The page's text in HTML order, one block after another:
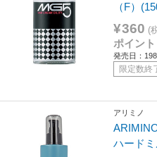
（F）
¥360 (
ポイン
発売日：
限定数終
アリミノ
ハードミ